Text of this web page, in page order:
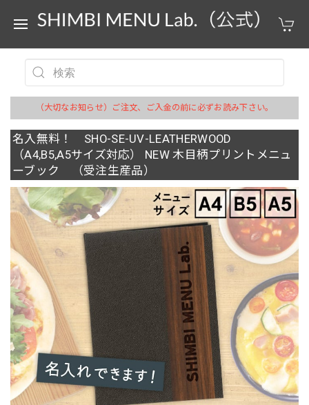
（大切なお知らせ）ご注文、ご入金の前に必ずお読み下さい。
名入無料！ SHO-SE-UV-LEATHERWOOD
（A4,B5,A5サイズ対応） NEW 木目柄プリントメニュ
ーブック （受注生産品）